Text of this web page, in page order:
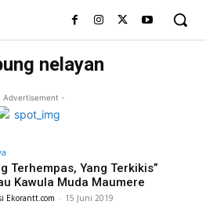
nelayan
Advertisement -
Terhempas, Yang Terkikis”
Kawula Muda Maumere
Ekorantt.com - 15 Juni 2019